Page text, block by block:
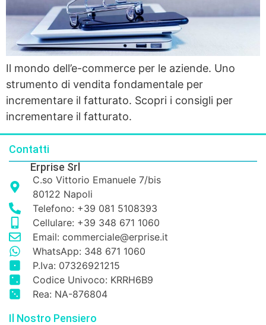
Il mondo dell’e-commerce per le aziende. Uno
strumento di vendita fondamentale per
incrementare il fatturato. Scopri i consigli per
incrementare il fatturato.
Contatti
Erprise Srl
C.so Vittorio Emanuele 7/bis
80122 Napoli
Telefono: +39 081 5108393
Cellulare: +39 348 671 1060
Email: commerciale@erprise.it
WhatsApp: 348 671 1060
P.Iva: 07326921215
Codice Univoco: KRRH6B9
Rea: NA-876804
Il Nostro Pensiero